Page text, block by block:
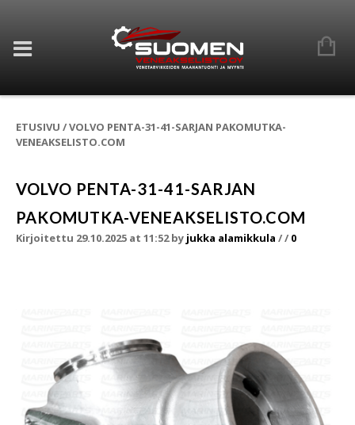
ETUSIVU /VOLVO PENTA-31-41-SARJAN PAKOMUTKA-
VENEAKSELISTO.COM
VOLVO PENTA-31-41-SARJAN
PAKOMUTKA-VENEAKSELISTO.COM
Kirjoitettu 29.10.2025 at 11:52by jukka alamikkula // 0